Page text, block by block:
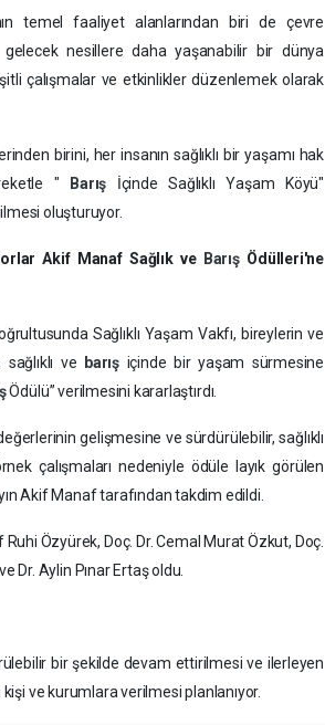
temel faaliyet alanlarından biri de çevre
gelecek nesillere daha yaşanabilir bir dünya
çalışmalar ve etkinlikler düzenlemek olarak
birini, her insanın sağlıklı bir yaşamı hak
"
Barış İçinde Sağlıklı Yaşam Köyü"
oluşturuyor.
Akif Manaf Sağlık ve Barış Ödülleri'ne
Sağlıklı Yaşam Vakfı, bireylerin ve
ve barış içinde bir yaşam sürmesine
Ödülü” verilmesini kararlaştırdı.
gelişmesine ve sürdürülebilir, sağlıklı
çalışmaları nedeniyle ödüle layık görülen
Akif Manaf tarafından takdim edildi.
Özyürek, Doç. Dr. Cemal Murat Özkut, Doç.
Dr. Aylin Pınar Ertaş oldu.
bir şekilde devam ettirilmesi ve ilerleyen
ve kurumlara verilmesi planlanıyor.